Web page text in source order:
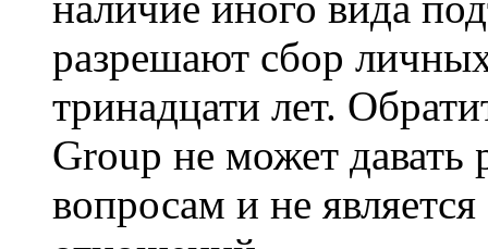
разрешают сбор
тринадцати лет.
Group не может
вопросам и не